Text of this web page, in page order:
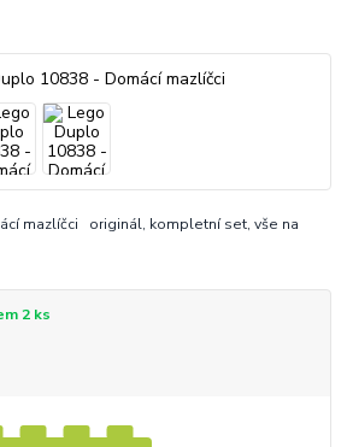
mazlíčci originál, kompletní set, vše na
2 ks